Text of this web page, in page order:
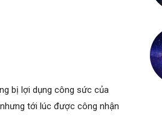
bị lợi dụng công sức của
tới lúc được công nhận